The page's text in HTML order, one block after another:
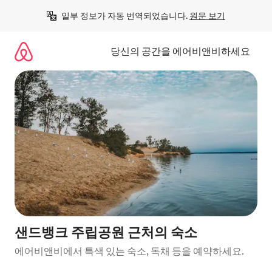
일부 정보가 자동 번역되었습니다. 원문 보기
당신의 공간을 에어비앤비하세요
샌드뱅크 주립공원 근처의 숙소
에어비앤비에서 특색 있는 숙소, 독채 등을 예약하세요.